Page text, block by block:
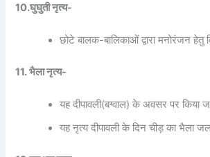
10.घुघुती नृत्य-
छोटे बालक-बालिकाओं द्वारा मनोरंजन हेतु
11. भैला नृत्य-
यह दीपावली(बग्वाल) के अवसर पर किया
यह नृत्य दीपावली के दिन चीड़ का भैला